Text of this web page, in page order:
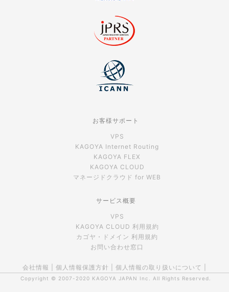
お客様サポート
VPS
KAGOYA Internet Routing
KAGOYA FLEX
KAGOYA CLOUD
マネージドクラウド for WEB
サービス概要
VPS
KAGOYA CLOUD 利用規約
カゴヤ・ドメイン 利用規約
お問い合わせ窓口
会社情報 個人情報保護方針 個人情報の取り扱いについて
Copyright © 2007-2020 KAGOYA JAPAN Inc. All Rights Reserved.